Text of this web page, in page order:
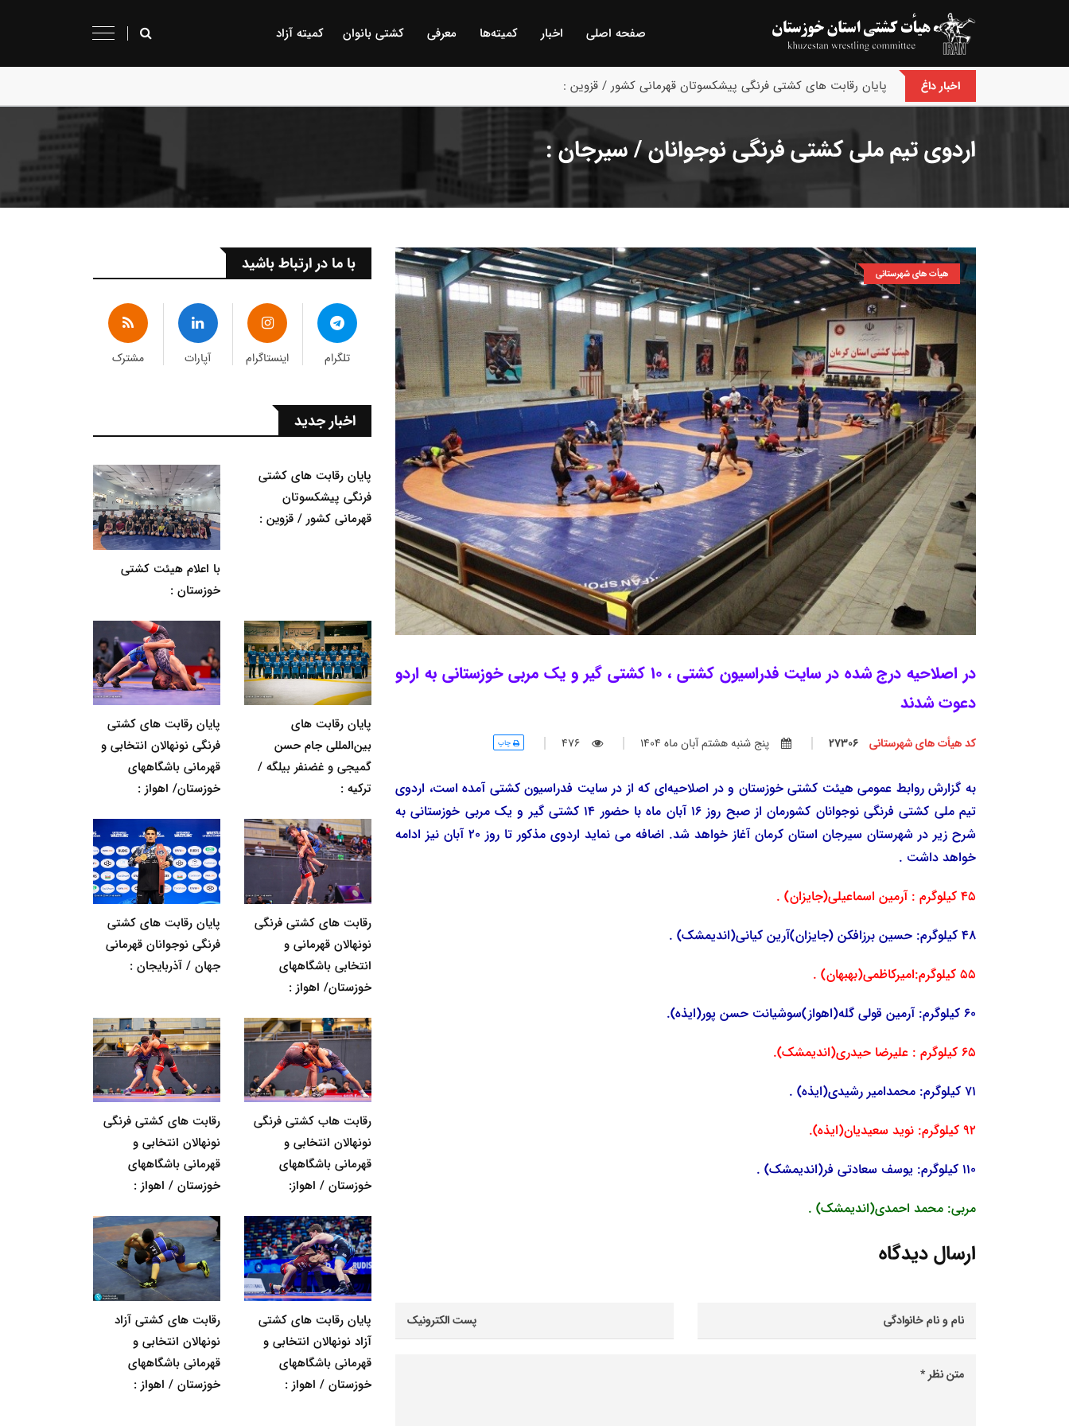
صفحه اصلی اخبار كمیته‌ها معرفی كشتی بانوان کمیته آزاد
اخبار داغ پایان رقابت های کشتی فرنگی پیشکسوتان قهرمانی کشور / قزوین :
اردوی تیم ملی کشتی فرنگی نوجوانان / سیرجان :
هیأت های شهرستانی
در اصلاحیه درج شده در سایت فدراسیون کشتی ، 10 کشتی گیر و یک مربی خوزستانی به اردو
دعوت شدند
کد هیأت های شهرستانی پنج شنبه هشتم آبان ماه 1404 476 چاپ
به گزارش روابط عمومی هیئت کشتی خوزستان و در اصلاحیه‌ای که از در سایت فدراسیون کشتی آمده است، اردوی
تیم ملی کشتی فرنگی نوجوانان کشورمان از صبح روز 16 آبان ماه با حضور 14 کشتی گیر و یک مربی خوزستانی به
شرح زیر در شهرستان سیرجان استان کرمان آغاز خواهد شد. اضافه می نماید اردوی مذکور تا روز 20 آبان نیز ادامه
خواهد داشت .
45 کیلوگرم : آرمین اسماعیلی(جایزان) .
48 کیلوگرم: حسین برزافکن (جایزان)آرین کیانی(اندیمشک) .
55 کیلوگرم:امیرکاظمی(بهبهان) .
60 کیلوگرم: آرمین قولی گله(اهواز)سوشیانت حسن پور(ایذه).
65 کیلوگرم : علیرضا حیدری(اندیمشک).
71 کیلوگرم: محمدامیر رشیدی(ایذه) .
92 کیلوگرم: نوید سعیدیان(ایذه).
110 کیلوگرم: یوسف سعادتی فر(اندیمشک) .
مربی: محمد احمدی(اندیمشک) .
ارسال دیدگاه
با ما در ارتباط باشید
تلگرام اینستاگرام آپارات مشترک
اخبار جدید
پایان رقابت های کشتی
فرنگی پیشکسوتان
قهرمانی کشور / قزوین :
با اعلام هیئت کشتی
خوزستان :
پایان رقابت های
بین‌المللی جام حسن
گمیجی و غضنفر بیلگه /
ترکیه :
پایان رقابت های کشتی
فرنگی نونهالان انتخابی و
قهرمانی باشگاههای
خوزستان/ اهواز :
رقابت های کشتی فرنگی
نونهالان قهرمانی و
انتخابی باشگاههای
خوزستان/ اهواز :
پایان رقابت های کشتی
فرنگی نوجوانان قهرمانی
جهان / آذربایجان :
رقابت هاب کشتی فرنگی
نونهالان انتخابی و
قهرمانی باشگاههای
خوزستان / اهواز:
رقابت های کشتی فرنگی
نونهالان انتخابی و
قهرمانی باشگاههای
خوزستان / اهواز :
پایان رقابت های کشتی
آزاد نونهالان انتخابی و
قهرمانی باشگاههای
خوزستان / اهواز :
رقابت های کشتی آزاد
نونهالان انتخابی و
قهرمانی باشگاههای
خوزستان / اهواز :